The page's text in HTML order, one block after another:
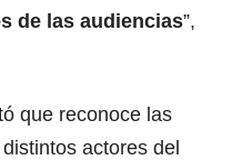
de las audiencias”,
que reconoce las
actores del